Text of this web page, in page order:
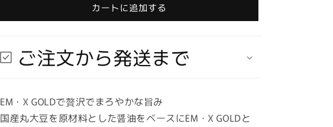
納
長
約
2
納
期
長
約
2
カートに追加する
ご注文から発送まで
EM・X GOLDで贅沢でまろやかな旨み
国産丸大豆を原材料とした醤油をベースにEM・X GOLDと